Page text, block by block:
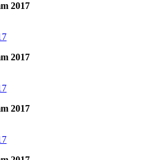
2017
2017
2017